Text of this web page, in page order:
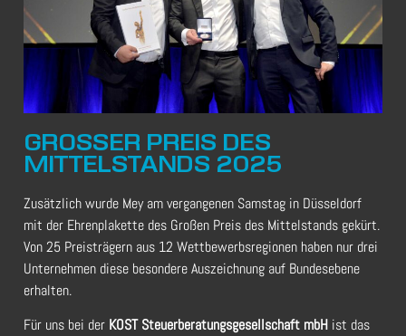
GROSSER PREIS DES M
ITTELSTANDS 2025
Zusätzlich wurde Mey am vergangenen Samstag in Düsseldorf
mit der Ehrenplakette des Großen Preis des Mittelstands gekürt.
Von 25 Preisträgern aus 12 Wettbewerbsregionen haben nur drei
Unternehmen diese besondere Auszeichnung auf Bundesebene
erhalten.
Für uns bei der KOST Steuerberatungsgesellschaft mbH ist das